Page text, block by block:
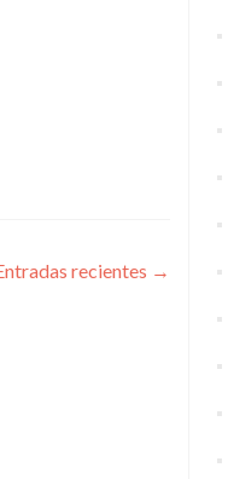
recientes →